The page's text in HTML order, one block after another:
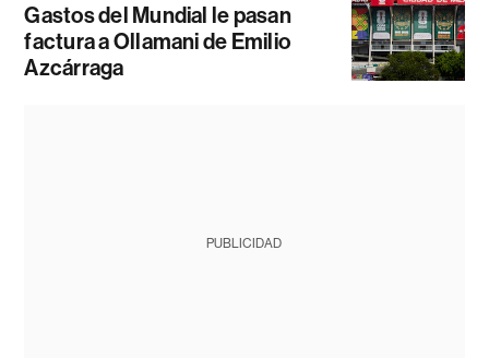
Gastos del Mundial le pasan
factura a Ollamani de Emilio
Azcárraga
PUBLICIDAD